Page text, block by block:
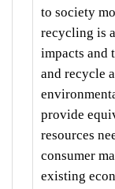
to society
recycling is
impacts and
and recycle
provide
resources
consumer
existing